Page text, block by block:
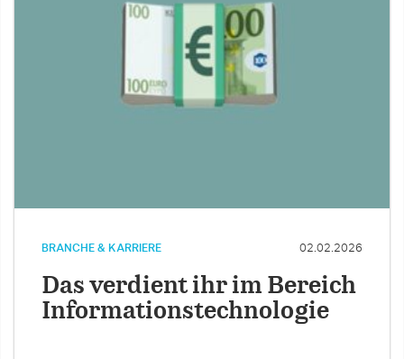
BRANCHE & KARRIERE 02.02.2026
Das verdient ihr im Bereich
Informationstechnologie